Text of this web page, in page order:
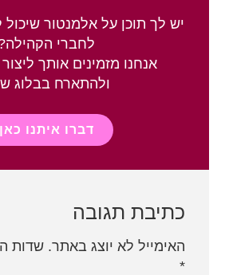
יש לך תוכן על אלמנטור שיכול
לחברי
אנחנו מזמינים אותך
ולהתארח בבלוג
דברו איתנו כאן
כתיבת תגובה
האימייל לא יוצג באתר. שדות
*